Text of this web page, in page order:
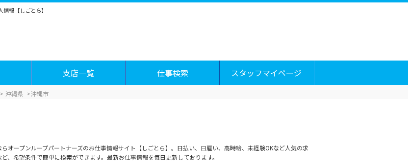
報【しごとら】
支店一覧 仕事検索 スタッフマイページ
沖縄県 沖縄市
オープンループパートナーズのお仕事情報サイト【しごとら】。日払い、日雇い、高時給、未経験OKなど人気の求
、希望条件で簡単に検索ができます。最新お仕事情報を毎日更新しております。